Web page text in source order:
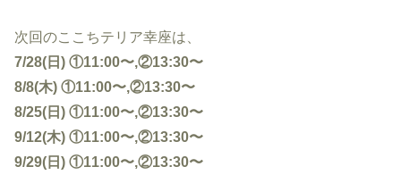
次回のここちテリア幸座は、
7/28(日) ①11:00〜,②13:30〜
8/8(木) ①11:00〜,②13:30〜
8/25(日) ①11:00〜,②13:30〜
9/12(木) ①11:00〜,②13:30〜
9/29(日) ①11:00〜,②13:30〜